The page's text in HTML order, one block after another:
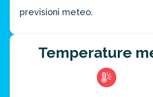
previsioni meteo.
Temperature
Risparmia oltre il
approfitta del nostro 4-
4 promozioni, 2 omaggi e 1